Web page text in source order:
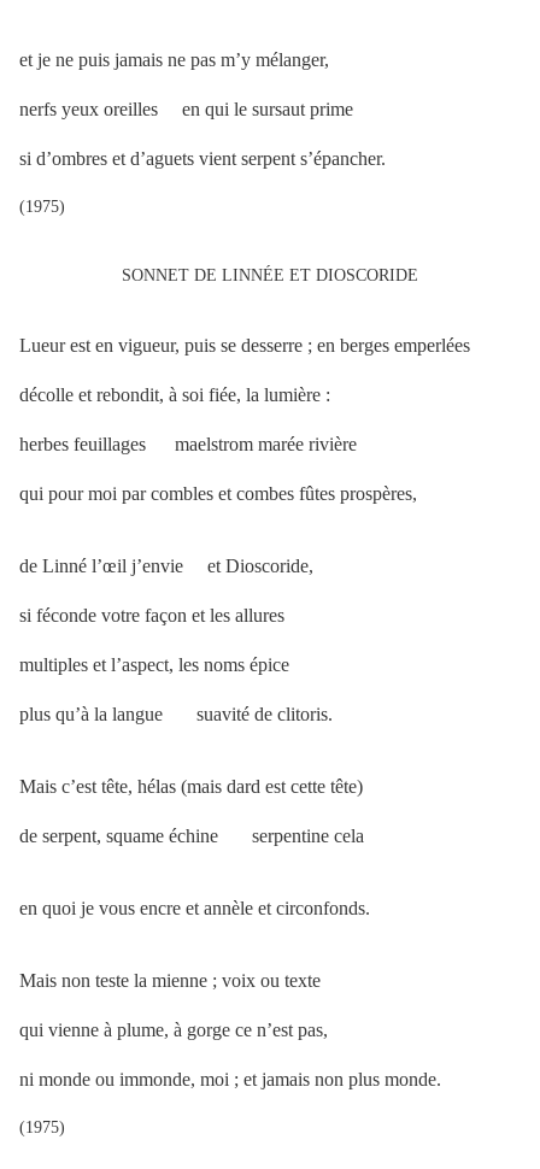
et je ne puis jamais ne pas m’y mélanger,
nerfs yeux oreilles en qui le sursaut prime
si d’ombres et d’aguets vient serpent s’épancher.
(1975)
SONNET DE LINNÉE ET DIOSCORIDE
Lueur est en vigueur, puis se desserre ; en berges emperlées
décolle et rebondit, à soi fiée, la lumière :
herbes feuillages maelstrom marée rivière
qui pour moi par combles et combes fûtes prospères,
de Linné l’œil j’envie et Dioscoride,
si féconde votre façon et les allures
multiples et l’aspect, les noms épice
plus qu’à la langue suavité de clitoris.
Mais c’est tête, hélas (mais dard est cette tête)
de serpent, squame échine serpentine cela
en quoi je vous encre et annèle et circonfonds.
Mais non teste la mienne ; voix ou texte
qui vienne à plume, à gorge ce n’est pas,
ni monde ou immonde, moi ; et jamais non plus monde.
(1975)